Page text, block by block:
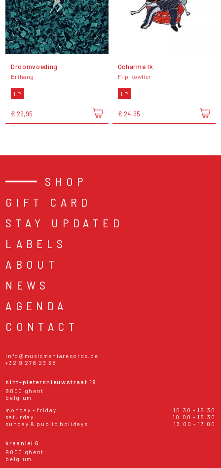
Droomvoeding
Brihang
LP
€ 29,95
Ocharme Ik
Flip Kowlier
LP
€ 24,95
SHOP
GIFT CARD
STAY UPDATED
LABELS
ABOUT
NEWS
AGENDA
CONTACT
info@musicmaniarecords.be
+32 9 278 23 38
sint-pietersnieuwstraat 19
9000 ghent
belgium
monday - friday
10:30 - 18:30
saturday
10:00 - 18:30
sunday & public holidays
13:00 - 17:00
kraanlei 6
9000 ghent
belgium